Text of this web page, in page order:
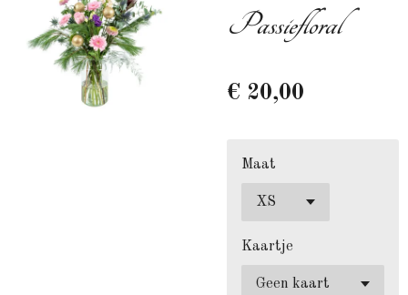
Passiefloral
€ 20,00
Maat
Kaartje